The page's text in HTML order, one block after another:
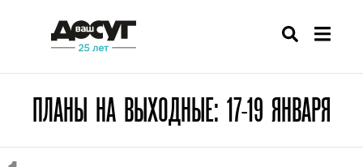
ПЛАНЫ НА ВЫХОДНЫЕ: 17-19 ЯНВАРЯ